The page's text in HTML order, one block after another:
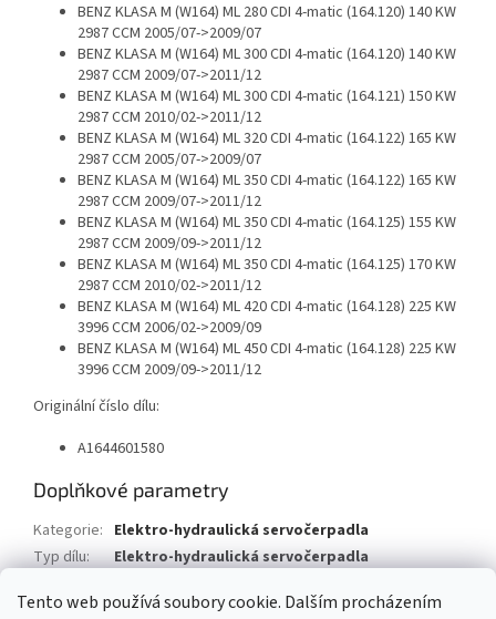
Tento web používá soubory cookie. Dalším procházením
BENZ KLASA M (W164) ML 280 CDI 4-matic (164.120) 140 KW
2987 CCM 2005/07->2009/07
BENZ KLASA M (W164) ML 300 CDI 4-matic (164.120) 140 KW
2987 CCM 2009/07->2011/12
BENZ KLASA M (W164) ML 300 CDI 4-matic (164.121) 150 KW
2987 CCM 2010/02->2011/12
BENZ KLASA M (W164) ML 320 CDI 4-matic (164.122) 165 KW
2987 CCM 2005/07->2009/07
BENZ KLASA M (W164) ML 350 CDI 4-matic (164.122) 165 KW
2987 CCM 2009/07->2011/12
BENZ KLASA M (W164) ML 350 CDI 4-matic (164.125) 155 KW
2987 CCM 2009/09->2011/12
BENZ KLASA M (W164) ML 350 CDI 4-matic (164.125) 170 KW
2987 CCM 2010/02->2011/12
BENZ KLASA M (W164) ML 420 CDI 4-matic (164.128) 225 KW
3996 CCM 2006/02->2009/09
BENZ KLASA M (W164) ML 450 CDI 4-matic (164.128) 225 KW
3996 CCM 2009/09->2011/12
Originální číslo dílu:
A1644601580
Doplňkové parametry
Kategorie: Elektro-hydraulická servočerpadla
Typ dílu:
Elektro-hydraulická servočerpadla